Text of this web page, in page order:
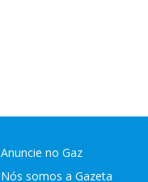
Anuncie no Gaz
Nós somos a Gazeta